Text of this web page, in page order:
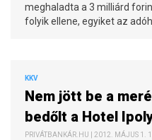
meghaladta a 3 milliárd
folyik ellene, egyiket az
KKV
Nem jött be a
bedőlt a Hotel
PRIVÁTBANKÁR.HU | 2012. MÁJUS 1.